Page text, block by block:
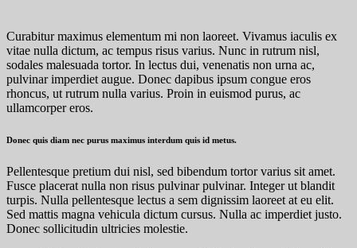
Curabitur maximus elementum mi non laoreet. Vivamus iaculis ex
vitae nulla dictum, ac tempus risus varius. Nunc in rutrum nisl,
sodales malesuada tortor. In lectus dui, venenatis non urna ac,
pulvinar imperdiet augue. Donec dapibus ipsum congue eros
rhoncus, ut rutrum nulla varius. Proin in euismod purus, ac
ullamcorper eros.
Donec quis diam nec purus maximus interdum quis id metus.
Pellentesque pretium dui nisl, sed bibendum tortor varius sit amet.
Fusce placerat nulla non risus pulvinar pulvinar. Integer ut blandit
turpis. Nulla pellentesque lectus a sem dignissim laoreet at eu elit.
Sed mattis magna vehicula dictum cursus. Nulla ac imperdiet justo.
Donec sollicitudin ultricies molestie.